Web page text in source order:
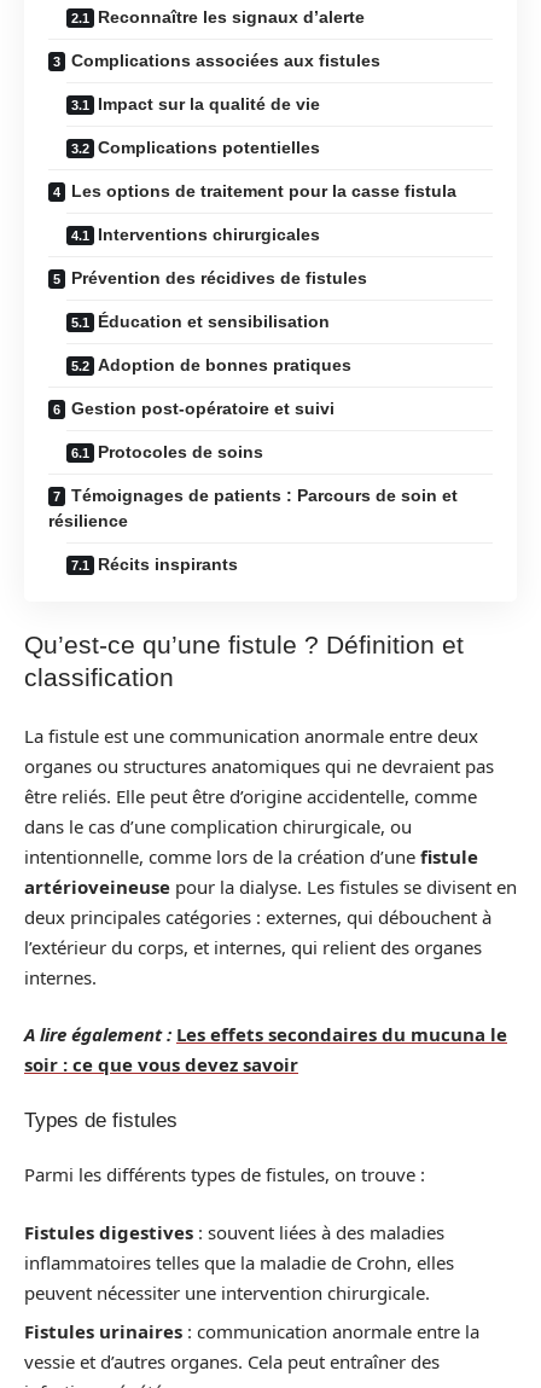
Reconnaître les signaux d’alerte
Complications associées aux fistules
Impact sur la qualité de vie
Complications potentielles
Les options de traitement pour la casse fistula
Interventions chirurgicales
Prévention des récidives de fistules
Éducation et sensibilisation
Adoption de bonnes pratiques
Gestion post-opératoire et suivi
Protocoles de soins
Témoignages de patients : Parcours de soin et
résilience
Récits inspirants
Qu’est-ce qu’une fistule ? Définition et
classification
La fistule est une communication anormale entre deux
organes ou structures anatomiques qui ne devraient pas
être reliés. Elle peut être d’origine accidentelle, comme
dans le cas d’une complication chirurgicale, ou
intentionnelle, comme lors de la création d’une fistule
artérioveineuse pour la dialyse. Les fistules se divisent en
deux principales catégories : externes, qui débouchent à
l’extérieur du corps, et internes, qui relient des organes
internes.
A lire également : Les effets secondaires du mucuna le
soir : ce que vous devez savoir
Types de fistules
Parmi les différents types de fistules, on trouve :
Fistules digestives : souvent liées à des maladies
inflammatoires telles que la maladie de Crohn, elles
peuvent nécessiter une intervention chirurgicale.
Fistules urinaires : communication anormale entre la
vessie et d’autres organes. Cela peut entraîner des